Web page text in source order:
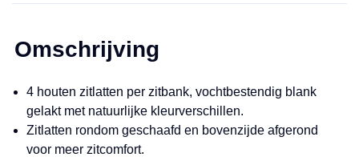
Omschrijving
4 houten zitlatten per zitbank, vochtbestendig blank
gelakt met natuurlijke kleurverschillen.
Zitlatten rondom geschaafd en bovenzijde afgerond
voor meer zitcomfort.